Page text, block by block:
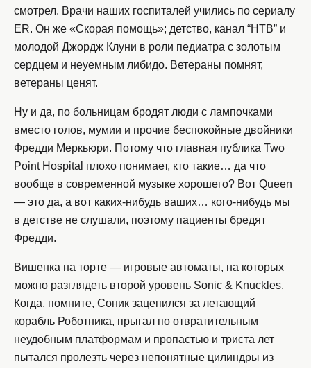
смотрел. Врачи наших госпиталей учились по сериалу
ER. Он же «Скорая помощь»; детство, канал “НТВ” и
молодой Джордж Клуни в роли педиатра с золотым
сердцем и неуемным либидо. Ветераны помнят,
ветераны ценят.
Ну и да, по больницам бродят люди с лампочками
вместо голов, мумии и прочие беспокойные двойники
Фредди Меркьюри. Потому что главная публика Two
Point Hospital плохо понимает, кто такие… да что
вообще в современной музыке хорошего? Вот Queen
— это да, а вот каких-нибудь ваших… кого-нибудь мы
в детстве не слушали, поэтому пациенты бредят
Фредди.
Вишенка на торте — игровые автоматы, на которых
можно разглядеть второй уровень Sonic & Knuckles.
Когда, помните, Соник зацепился за летающий
корабль Роботника, прыгал по отвратительным
неудобным платформам и пропастью и триста лет
пытался пролезть через непонятные цилиндры из